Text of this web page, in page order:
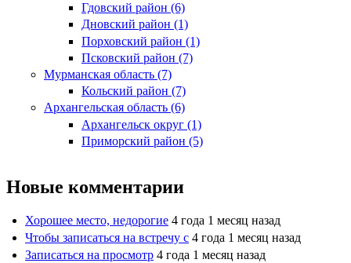
Гдовский район (6)
Дновский район (1)
Порховский район (1)
Псковский район (7)
Мурманская область (7)
Кольский район (7)
Архангельская область (6)
Архангельск округ (1)
Приморский район (5)
Новые комментарии
Хорошее место, недорогие 4 года 1 месяц назад
Чтобы записаться на встречу с 4 года 1 месяц назад
Записаться на просмотр 4 года 1 месяц назад